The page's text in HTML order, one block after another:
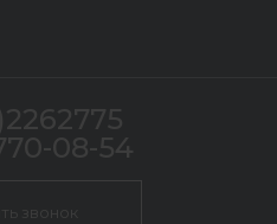
08-54
звонок